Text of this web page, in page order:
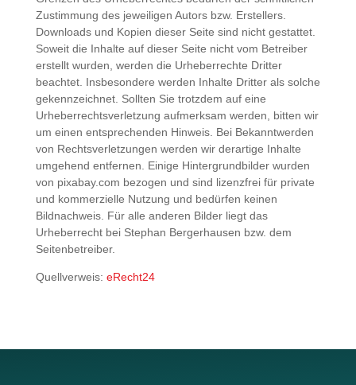
Zustimmung des jeweiligen Autors bzw. Erstellers.
Downloads und Kopien dieser Seite sind nicht gestattet.
Soweit die Inhalte auf dieser Seite nicht vom Betreiber
erstellt wurden, werden die Urheberrechte Dritter
beachtet. Insbesondere werden Inhalte Dritter als solche
gekennzeichnet. Sollten Sie trotzdem auf eine
Urheberrechtsverletzung aufmerksam werden, bitten wir
um einen entsprechenden Hinweis. Bei Bekanntwerden
von Rechtsverletzungen werden wir derartige Inhalte
umgehend entfernen. Einige Hintergrundbilder wurden
von pixabay.com bezogen und sind lizenzfrei für private
und kommerzielle Nutzung und bedürfen keinen
Bildnachweis. Für alle anderen Bilder liegt das
Urheberrecht bei Stephan Bergerhausen bzw. dem
Seitenbetreiber.
Quellverweis: eRecht24